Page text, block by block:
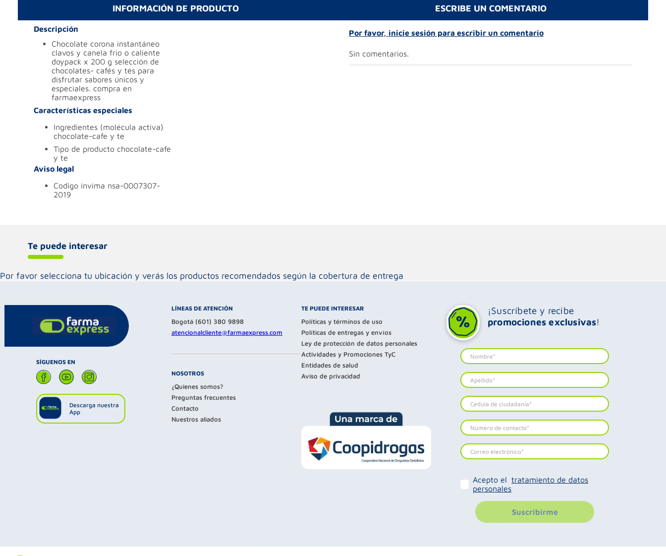
INFORMACIÓN DE PRODUCTO
Descripción
chocolate corona instantáneo
clavos y canela frio o caliente
doypack x 200 g selección de
chocolates- cafés y tés para
disfrutar sabores únicos y
especiales. compra en
farmaexpress
Características especiales
ingredientes (molécula activa)
chocolate-cafe y te
tipo de producto chocolate-cafe
y te
Aviso legal
codigo invima nsa-0007307-
2019
ESCRIBE UN COMENTARIO
Por favor, inicie sesión para escribir un comentario
Sin comentarios.
Te puede interesar
Por favor selecciona tu ubicación y verás los productos recomendados según la cobertura de entrega
SÍGUENOS EN
Descarga nuestra
App
LÍNEAS DE ATENCIÓN
Bogotá (601) 380 9898
atencionalcliente@farmaexpress.com
NOSOTROS
¿Quienes somos?
Preguntas frecuentes
Contacto
Nuestros aliados
TE PUEDE INTERESAR
Políticas y términos de uso
Políticas de entregas y envíos
Ley de protección de datos personales
Actividades y Promociones TyC
Entidades de salud
Aviso de privacidad
¡Suscríbete y recibe
promociones exclusivas!
Acepto el tratamiento de datos
personales
Suscribirme